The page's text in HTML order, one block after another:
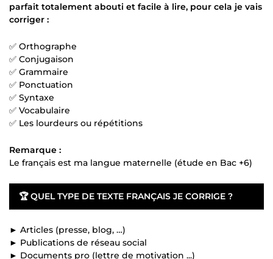
parfait totalement abouti et facile à lire, pour cela je vais
corriger :
✅ Orthographe
✅ Conjugaison
✅ Grammaire
✅ Ponctuation
✅ Syntaxe
✅ Vocabulaire
✅ Les lourdeurs ou répétitions
Remarque :
Le français est ma langue maternelle (étude en Bac +6)
🏆QUEL TYPE DE TEXTE FRANÇAIS JE CORRIGE ?
► Articles (presse, blog, …)
► Publications de réseau social
► Documents pro (lettre de motivation ...)